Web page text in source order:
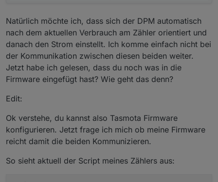
sml(1 3 vV)
+>publish stat/%topic%/RESULT {"tvolt":%2V%}
}
if chg[C]>0 {
if C>Cmax {
C=Cmax
}
vC=rC+sb(hx((C*1000)) 4 4)
sml(1 3 vC)
+>publish stat/%topic%/RESULT {"tampere":%2C%}
}
pwr=WebQuery#StatusSNS#MT175#P
Natürlich möchte ich, dass sich der DPM automatisch
nach dem aktuellen Verbrauch am Zähler orientiert und
danach den Strom einstellt. Ich komme einfach nicht bei
der Kommunikation zwischen diesen beiden weiter.
Jetzt habe ich gelesen, dass du noch was in die
Firmware eingefügt hast? Wie geht das denn?
Edit:
Ok verstehe, du kannst also Tasmota Firmware
konfigurieren. Jetzt frage ich mich ob meine Firmware
reicht damit die beiden Kommunizieren.
So sieht aktuell der Script meines Zählers aus: